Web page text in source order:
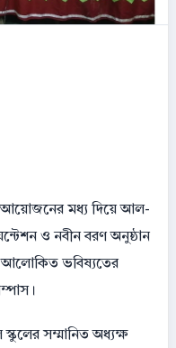
আয়োজনের মধ্য দিয়ে আল-
ও নবীন বরণ অনুষ্ঠান
আলোকিত ভবিষ্যতের
সম্মানিত অধ্যক্ষ